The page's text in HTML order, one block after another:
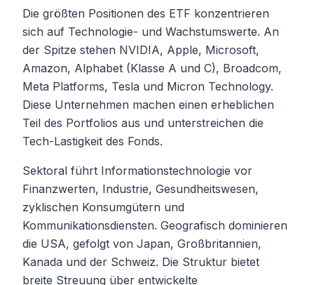
Die größten Positionen des ETF konzentrieren
sich auf Technologie- und Wachstumswerte. An
der Spitze stehen NVIDIA, Apple, Microsoft,
Amazon, Alphabet (Klasse A und C), Broadcom,
Meta Platforms, Tesla und Micron Technology.
Diese Unternehmen machen einen erheblichen
Teil des Portfolios aus und unterstreichen die
Tech-Lastigkeit des Fonds.
Sektoral führt Informationstechnologie vor
Finanzwerten, Industrie, Gesundheitswesen,
zyklischen Konsumgütern und
Kommunikationsdiensten. Geografisch dominieren
die USA, gefolgt von Japan, Großbritannien,
Kanada und der Schweiz. Die Struktur bietet
breite Streuung über entwickelte